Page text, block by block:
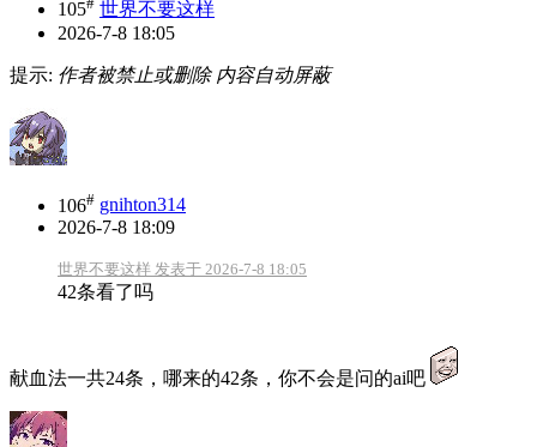
105
世界不要这样
2026-7-8 18:05
提示: 作者被禁止或删除 内容自动屏蔽
106# gnihton314
2026-7-8 18:09
世界不要这样 发表于 2026-7-8 18:05
42条看了吗
献血法一共24条，哪来的42条，你不会是问的ai吧